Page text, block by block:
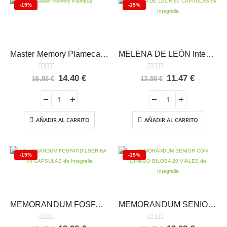
-15%
Master Memory Plameca 60 caps.
0 out of 5
16.95€ El
era:
16.95 €.
14.40€El
14.40 €.
AÑADIR AL CARRITO
-15%
MELENA DE LEÓN Integralia
0 out of 5
13.50€ El
era:
13.50 €.
11.47€El
11.47 €.
AÑADIR AL CARRITO
-15%
MEMORANDUM FOSFATIDILSERINA Integralia
-15%
MEMORANDUM SENIOR Integralia